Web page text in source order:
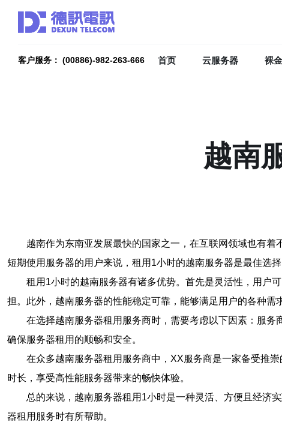
客户服务： (00886)-982-263-666 首页 云服务器 裸
越南
越南作为东南亚发展最快的国家之一，在互联网领域也有
短期使用服务器的用户来说，租用1小时的越南服务器是最佳选择
租用1小时的越南服务器有诸多优势。首先是灵活性，用户
担。此外，越南服务器的性能稳定可靠，能够满足用户的各种需
在选择越南服务器租用服务商时，需要考虑以下因素：服
确保服务器租用的顺畅和安全。
在众多越南服务器租用服务商中，XX服务商是一家备受推
时长，享受高性能服务器带来的畅快体验。
总的来说，越南服务器租用1小时是一种灵活、方便且经济
器租用服务时有所帮助。